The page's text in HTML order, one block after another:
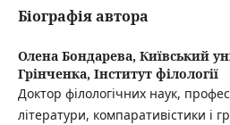
Біографія автора
Олена Бондарева, Київський
Грінченка, Інститут філології
Доктор філологічних наук,
літератури, компаративістики і